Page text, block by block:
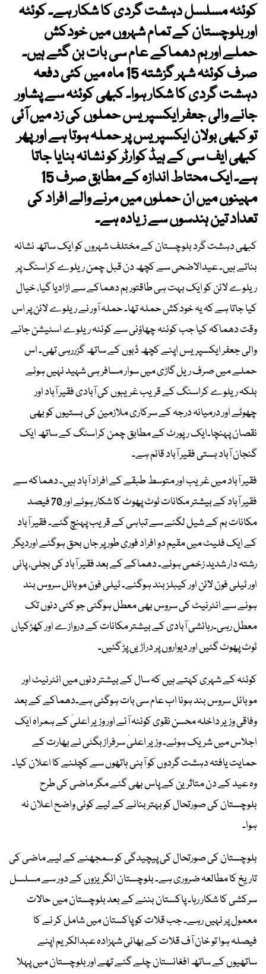
کوئٹہ مسلسل دہشت گردی کا شکار ہے۔ کوئٹہ
اور بلوچستان کے تمام شہروں میں خودکش
حملے اور بم دھماکے عام سی بات بن گئے ہیں۔
صرف کوئٹہ شہر گزشتہ 15 ماہ میں کئی دفعہ
دہشت گردی کا شکار ہوا۔ کبھی کوئٹہ سے پشاور
جانے والی جعفر ایکسپریس حملوں کی زد میں آئی
تو کبھی بولان ایکسپریس پر حملہ ہوتا ہے اور پھر
کبھی ایف سی کے ہیڈ کوارٹر کو نشانہ بنایا جاتا
ہے۔ ایک محتاط اندازہ کے مطابق صرف 15
مہینوں میں ان حملوں میں مرنے والے افراد کی
تعداد تین ہندسوں سے زیادہ ہے۔
کبھی دہشت گرد بلوچستان کے مختلف شہروں کو ایک ساتھ نشانہ
بناتے ہیں۔ عیدالاضحی سے کچھ دن قبل چمن ریلوے کراسنگ پر
ریلوے لائن کو ایک بہت ہی طاقتور بم دھماکے سے اڑادیا گیا، خیال
کیا جاتا ہے کہ یہ خودکش حملہ تھا۔ حملہ آور نے ریلوے لائن پر اس
وقت دھماکہ کیا جب کوئٹہ چھاؤنی سے کوئٹہ ریلوے اسٹیشن جانے
والی جعفر ایکسپریس اپنے کچھ ڈبوں کے ساتھ گزررہی تھی۔ اس
حملے میں صرف ریل گاڑی میں سوار مسافر ہی شہید نہیں ہوئے
بلکہ ریلوے کراسنگ کے قریب غریبوں کی آبادی فقیر آباد اور
چھوٹے اور درمیانہ درجہ کے سرکاری ملازمین کی بستیوں کو بھی
نقصان پہنچا۔ایک رپورٹ کے مطابق چمن کراسنگ کے ساتھ ایک
گنجان آباد بستی فقیر آباد قائم ہے۔
فقیر آباد میں غریب اور متوسط طبقے کے افراد آباد ہیں۔ دھماکہ سے
فقیر آباد کے بیشتر مکانات ٹوٹ پھوٹ کا شکار ہوئے اور 70 فیصد
مکانات بم کے شیل لگنے سے تباہی کے قریب پہنچ گئے۔ فقیر آباد
کے ایک فلیٹ میں مقیم دو افراد فوری طور پر جاں بحق ہوگئے اوردیگر
رشتہ دار شدید زخمی ہوئے۔ دھماکے کے بعد فقیر آباد کی بجلی، پانی
اور ٹیلی فون لائن اور کیبلز بند ہوگئے۔ ٹیلی فون موبائل سروس بند
ہونے سے انٹرنیٹ کی سروس بھی معطل ہوگئی جو کئی دنوں تک
معطل رہی۔رہائشی آبادی کے بیشتر مکانات کے دروازے اور کھڑکیاں
ٹوٹ پھوٹ گئیں اور دیواروں پر دراڑیں پڑ گئیں۔
کوئٹہ کے شہری کہتے ہیں کہ سال کے بیشتر دنوں میں انٹرنیٹ اور
موبائل سروس بند ہونا اب عام سی بات ہوگئی ہے۔دھماکے کے بعد
وفاقی وزیر داخلہ محسن نقوی کوئٹہ آئے اور وزیر اعلیٰ کے ہمراہ ایک
اجلاس میں شریک ہوئے۔ وزیر اعلیٰ سرفراز بگٹی نے بھارت کے
حمایت یافتہ دہشت گردوں کو آہنی ہاتھوں سے کچلنے کا اعلان کیا۔
وہ عید کے دن متاثرین کے پاس بھی گئے مگر ماضی کی طرح
بلوچستان کی صورتحال کو بہتر بنانے کے لیے کوئی واضح اعلان نہ
ہوا۔
بلوچستان کی صورتحال کی پیچیدگی کو سمجھنے کے لیے ماضی کی
تاریخ کا مطالعہ ضروری ہے۔ بلوچستان انگریزوں کے دور سے مسلسل
سرکشی کا شکار رہا۔ پاکستان بننے کے بعد بلوچستان میں حالات
معمول پر نہیں رہے۔ جب قلات کو پاکستان میں شامل کر نے کا
فیصلہ ہوا تو خان آف قلات کے بھائی شہزادہ عبدالکریم اپنے
ساتھیوں کے ساتھ افغانستان چلے گئے تھے اور بلوچستان میں پہلا